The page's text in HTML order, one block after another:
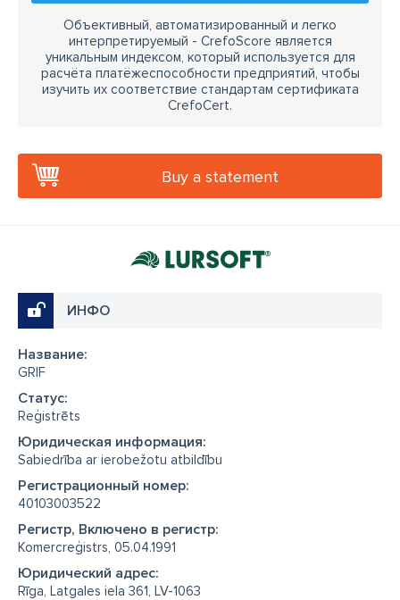
Объективный, автоматизированный и легко
интерпретируемый - CrefoScore является
уникальным индексом, который используется для
расчёта платёжеспособности предприятий, чтобы
изучить их соответствие стандартам сертификата
CrefoCert.
Buy a statement
ИНФО
Название:
GRIF
Cтатус:
Reģistrēts
Юридическая информация:
Sabiedrība ar ierobežotu atbildību
Регистрационный номер:
40103003522
Регистр, Включено в регистр:
Komercreģistrs, 05.04.1991
Юридический адрес:
Rīga, Latgales iela 361, LV-1063